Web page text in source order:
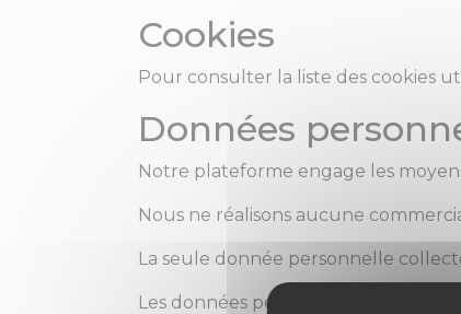
Cookies
Pour consulter la liste des cookies
Données
Notre plateforme engage les
Nous ne réalisons aucune
La seule donnée personnelle
Les données personnelles